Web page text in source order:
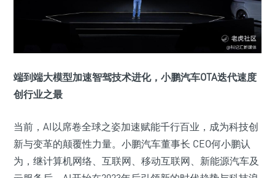
端到端大模型加速智驾技术进化，小鹏汽车OTA迭代速度
创行业之最
当前，AI以席卷全球之姿加速赋能千行百业，成为科技创
新与变革的颠覆性力量。小鹏汽车董事长 CEO何小鹏认
为，继计算机网络、互联网、移动互联网、新能源汽车及